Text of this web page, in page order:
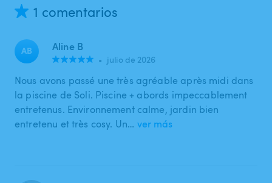
1 comentarios
AB Aline B
• julio de 2026
Nous avons passé une très agréable après midi dans
la piscine de Soli. Piscine + abords impeccablement
entretenus. Environnement calme, jardin bien
entretenu et très cosy. Un… ver más